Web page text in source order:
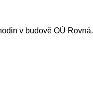
v budově OÚ Rovná.